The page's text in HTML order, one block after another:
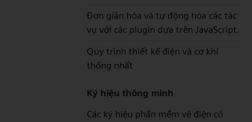
Đơn giản hóa và tự động hóa các tác
vụ với các plugin dựa trên JavaScript.
Quy trình thiết kế điện và cơ khí
thống nhất
Ký hiệu thông minh
Các ký hiệu phần mềm vẽ điện có